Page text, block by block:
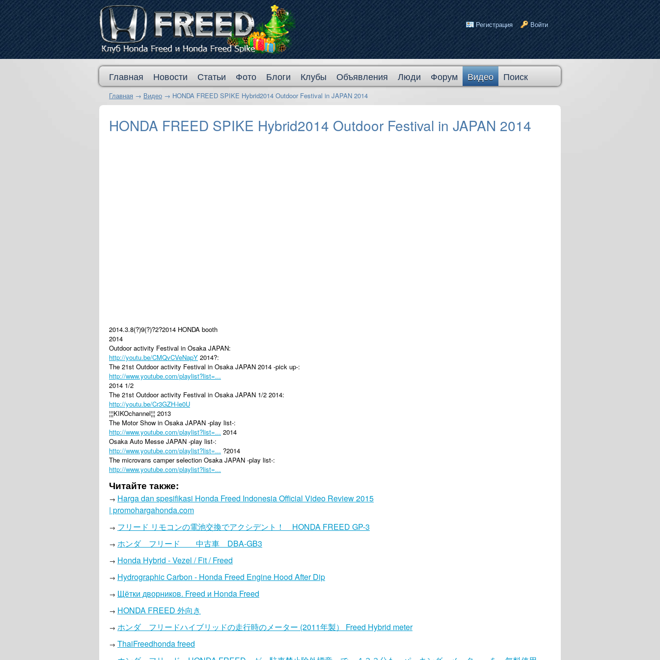
Регистрация Войти
Главная Новости Статьи Фото Блоги Клубы Объявления Люди Форум Видео Поиск
Главная → Видео → HONDA FREED SPIKE Hybrid2014 Outdoor Festival in JAPAN 2014
HONDA FREED SPIKE Hybrid2014 Outdoor Festival in JAPAN 2014
2014.3.8(?)9(?)?2?2014 HONDA booth
2014
Outdoor activity Festival in Osaka JAPAN:
http://youtu.be/CMQvCVeNapY 2014?:
The 21st Outdoor activity Festival in Osaka JAPAN 2014 -pick up-:
http://www.youtube.com/playlist?list=...
2014 1/2
The 21st Outdoor activity Festival in Osaka JAPAN 1/2 2014:
http://youtu.be/Cr3GZH-le0U
¦¦¦KIKOchannel¦¦¦ 2013
The Motor Show in Osaka JAPAN -play list-:
http://www.youtube.com/playlist?list=... 2014
Osaka Auto Messe JAPAN -play list-:
http://www.youtube.com/playlist?list=... ?2014
The microvans camper selection Osaka JAPAN -play list-:
http://www.youtube.com/playlist?list=...
Читайте также:
→ Harga dan spesifikasi Honda Freed Indonesia Official Video Review 2015
| promohargahonda.com
→ フリード リモコンの電池交換でアクシデント！ HONDA FREED GP-3
→ ホンダ フリード 中古車 DBA-GB3
→ Honda Hybrid - Vezel / Fit / Freed
→ Hydrographic Carbon - Honda Freed Engine Hood After Dip
→ Щётки дворников. Freed и Honda Freed
→ HONDA FREED 外向き
→ ホンダ フリードハイブリッドの走行時のメーター (2011年製） Freed Hybrid meter
→ ThaiFreedhonda freed